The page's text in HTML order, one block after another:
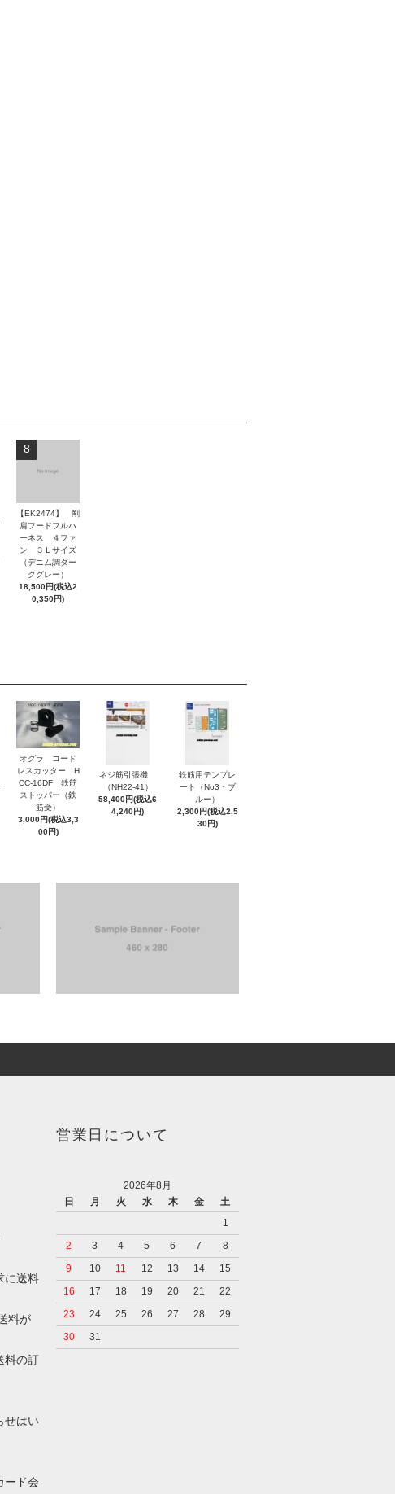
8
【EK2474】 剛
肩フードフルハ
ーネス ４ファ
ン ３Ｌサイズ
（デニム調ダー
クグレー）
18,500円(税込2
0,350円)
オグラ コード
レスカッター H
CC-16DF 鉄筋
ストッパー（鉄
筋受）
3,000円(税込3,3
00円)
ネジ筋引張機
（NH22-41）
58,400円(税込6
4,240円)
鉄筋用テンプレ
ート（No3・ブ
ルー）
2,300円(税込2,5
30円)
に送料
料が
料の訂
せはい
ード会
営業日について
2026年8月
日
月 火 水 木 金
土
1
2
3 4 5 6 7
8
9
10 11 12 13 14
15
16
17 18 19 20 21
22
23
24 25 26 27 28
29
30
31